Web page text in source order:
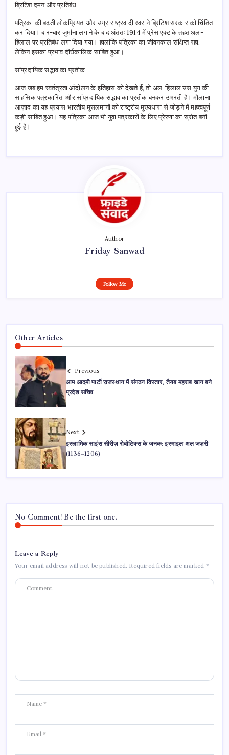
ब्रिटिश दमन और प्रतिबंध
पत्रिका की बढ़ती लोकप्रियता और उग्र राष्ट्रवादी स्वर ने ब्रिटिश सरकार को चिंतित
कर दिया। बार-बार जुर्माना लगाने के बाद अंततः 1914 में प्रेस एक्ट के तहत अल-
हिलाल पर प्रतिबंध लगा दिया गया। हालांकि पत्रिका का जीवनकाल संक्षिप्त रहा,
लेकिन इसका प्रभाव दीर्घकालिक साबित हुआ।
सांप्रदायिक सद्भाव का प्रतीक
आज जब हम स्वतंत्रता आंदोलन के इतिहास को देखते हैं, तो अल-हिलाल उस युग की
साहसिक पत्रकारिता और सांप्रदायिक सद्भाव का प्रतीक बनकर उभरती है। मौलाना
आज़ाद का यह प्रयास भारतीय मुसलमानों को राष्ट्रीय मुख्यधारा से जोड़ने में महत्वपूर्ण
कड़ी साबित हुआ। यह पत्रिका आज भी युवा पत्रकारों के लिए प्रेरणा का स्रोत बनी
हुई है।
Author
Friday Sanwad
Follow Me
Other Articles
Previous
आम आदमी पार्टी राजस्थान में संगठन विस्तार, तैयब महराब खान बने
प्रदेश सचिव
Next
इस्लामिक साइंस सीरीज़ रोबोटिक्स के जनक: इस्माइल अल-जज़री
(1136–1206)
No Comment! Be the first one.
Leave a Reply
Your email address will not be published. Required fields are marked *